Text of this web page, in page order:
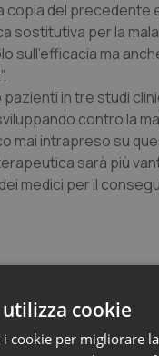
copia del
sostitutiva per la
ma
in tre studi
contro la
mai intrapreso su
sarà più
medici per il
cookie
cookie per migliorare